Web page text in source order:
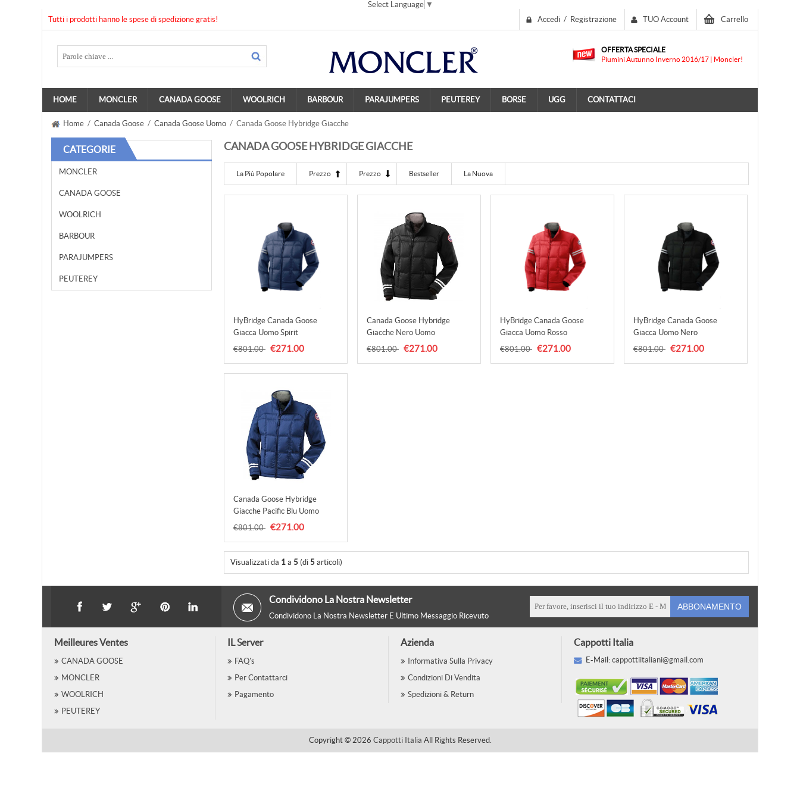
Select Language ▼
Tutti i prodotti hanno le spese di spedizione gratis!
Carrello
TUO Account
Accedi / Registrazione
OFFERTA SPECIALE
Piumini Autunno Inverno 2016/17 | Moncler!
HOME MONCLER CANADA GOOSE WOOLRICH BARBOUR PARAJUMPERS PEUTEREY BORSE UGG CONTATTACI
Home / Canada Goose / Canada Goose Uomo / Canada Goose Hybridge Giacche
CATEGORIE
MONCLER
CANADA GOOSE
WOOLRICH
BARBOUR
PARAJUMPERS
PEUTEREY
CANADA GOOSE HYBRIDGE GIACCHE
La Più Popolare Prezzo Prezzo Bestseller La Nuova
HyBridge Canada Goose
Giacca Uomo Spirit
€801.00 €271.00
Canada Goose Hybridge
Giacche Nero Uomo
€801.00 €271.00
HyBridge Canada Goose
Giacca Uomo Rosso
€801.00 €271.00
HyBridge Canada Goose
Giacca Uomo Nero
€801.00 €271.00
Canada Goose Hybridge
Giacche Pacific Blu Uomo
€801.00 €271.00
Visualizzati da 1 a 5 (di 5 articoli)
Condividono La Nostra Newsletter
Condividono La Nostra Newsletter E Ultimo Messaggio Ricevuto
ABBONAMENTO
Meilleures Ventes
CANADA GOOSE
MONCLER
WOOLRICH
PEUTEREY
IL Server
FAQ's
Per Contattarci
Pagamento
Azienda
Informativa Sulla Privacy
Condizioni Di Vendita
Spedizioni & Return
Cappotti Italia
E-Mail: cappottiitaliani@gmail.com
Copyright © 2026 Cappotti Italia All Rights Reserved.